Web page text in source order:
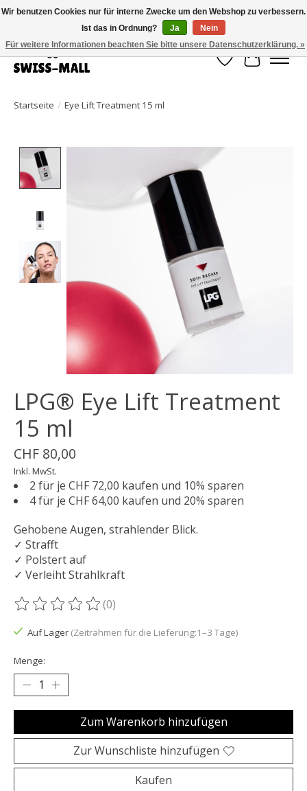
Kostenloser Versand ab CHF 250 – pünktlich und zuverlässig geliefert
Wunschzettel
Ihr
Startseite / Eye Lift Treatment 15 ml
Product image slideshow Items
LPG® Eye Lift Treatment
15 ml
CHF 80,00
Inkl. MwSt.
2 für je CHF 72,00 kaufen und 10% sparen
4 für je CHF 64,00 kaufen und 20% sparen
Gehobene Augen, strahlender Blick.
✓ Strafft
✓ Polstert auf
✓ Verleiht Strahlkraft
Die Bewertung dieses Produkts ist
(0)
Auf Lager (Zeitrahmen für die Lieferung:1–3 Tage)
Menge:
Zum Warenkorb hinzufügen
Zur Wunschliste hinzufügen
Kaufen
Wir benutzen Cookies nur für interne Zwecke um den Webshop zu verbessern.
Ist das in Ordnung?
Ja
Nein
Für weitere Informationen beachten Sie bitte unsere Datenschutzerklärung. »